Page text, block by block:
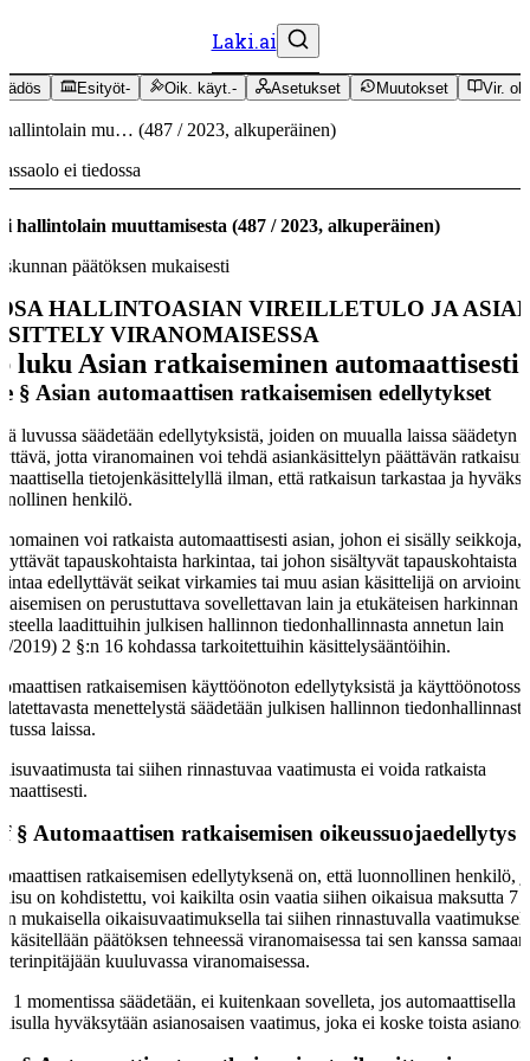
Laki.ai
Esityöt- Oik. käyt.- Asetukset Muutokset Vir.
mu… (487 / 2023, alkuperäinen)
ei tiedossa
hallintolain muuttamisesta (487 /2023, alkuperäinen)
päätöksen mukaisesti
HALLINTOASIAN VIREILLETULO JA
VIRANOMAISESSA
luku Asian ratkaiseminen automaattisesti
§ Asian automaattisen ratkaisemisen edellytykset
luvussa säädetään edellytyksistä, joiden on muualla laissa säädetyn
jotta viranomainen voi tehdä asiankäsittelyn päättävän ratkaisun
tietojenkäsittelyllä ilman, että ratkaisun tarkastaa ja
henkilö.
voi ratkaista automaattisesti asian, johon ei sisälly seikkoja,
tapauskohtaista harkintaa, tai johon sisältyvät tapauskohtaista
edellyttävät seikat virkamies tai muu asian käsittelijä on
on perustuttava sovellettavan lain ja etukäteisen harkinnan
laadittuihin julkisen hallinnon tiedonhallinnasta annetun lain
2019) 2 §:n 16 kohdassa tarkoitettuihin käsittelysääntöihin.
ratkaisemisen käyttöönoton edellytyksistä ja käyttöönotossa
menettelystä säädetään julkisen hallinnon tiedonhallinnasta
laissa.
tai siihen rinnastuvaa vaatimusta ei voida ratkaista
§ Automaattisen ratkaisemisen oikeussuojaedellytys
ratkaisemisen edellytyksenä on, että luonnollinen henkilö,
on kohdistettu, voi kaikilta osin vaatia siihen oikaisua maksutta 7
mukaisella oikaisuvaatimuksella tai siihen rinnastuvalla
käsitellään päätöksen tehneessä viranomaisessa tai sen kanssa samaan
kuuluvassa viranomaisessa.
1 momentissa säädetään, ei kuitenkaan sovelleta, jos automaattisella
hyväksytään asianosaisen vaatimus, joka ei koske toista